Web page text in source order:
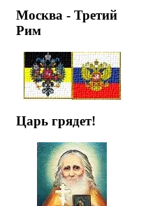
Москва - Третий
Рим
Царь грядет!